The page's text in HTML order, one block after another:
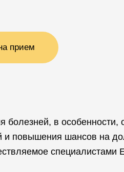
прием
болезней, в
и повышения шансов на